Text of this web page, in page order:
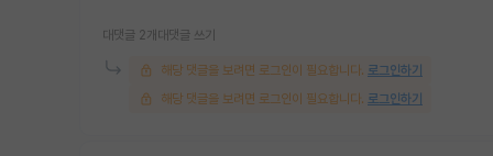
대댓글 2개 대댓글 쓰기
해당 댓글을 보려면 로그인이 필요합니다. 로그인하기
해당 댓글을 보려면 로그인이 필요합니다. 로그인하기